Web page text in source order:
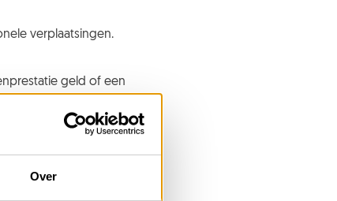
Over
verplaatsingen.
geld of een
Een motorfiets is ook